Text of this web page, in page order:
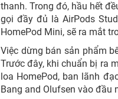
thanh. Trong đó, hầu hết
gọi đầy đủ là AirPods
HomePod Mini, sẽ ra mắt
Việc dừng bán sản phẩm
Trước đây, khi chuẩn bị ra
loa HomePod, ban lãnh
Bang and Olufsen vào đầu